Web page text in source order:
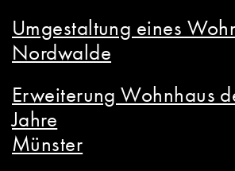
Umgestaltung eines
Nordwalde
Erweiterung Wohnhaus
Jahre
Münster